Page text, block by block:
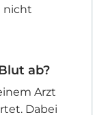
nicht
ab?
Arzt
Dabei